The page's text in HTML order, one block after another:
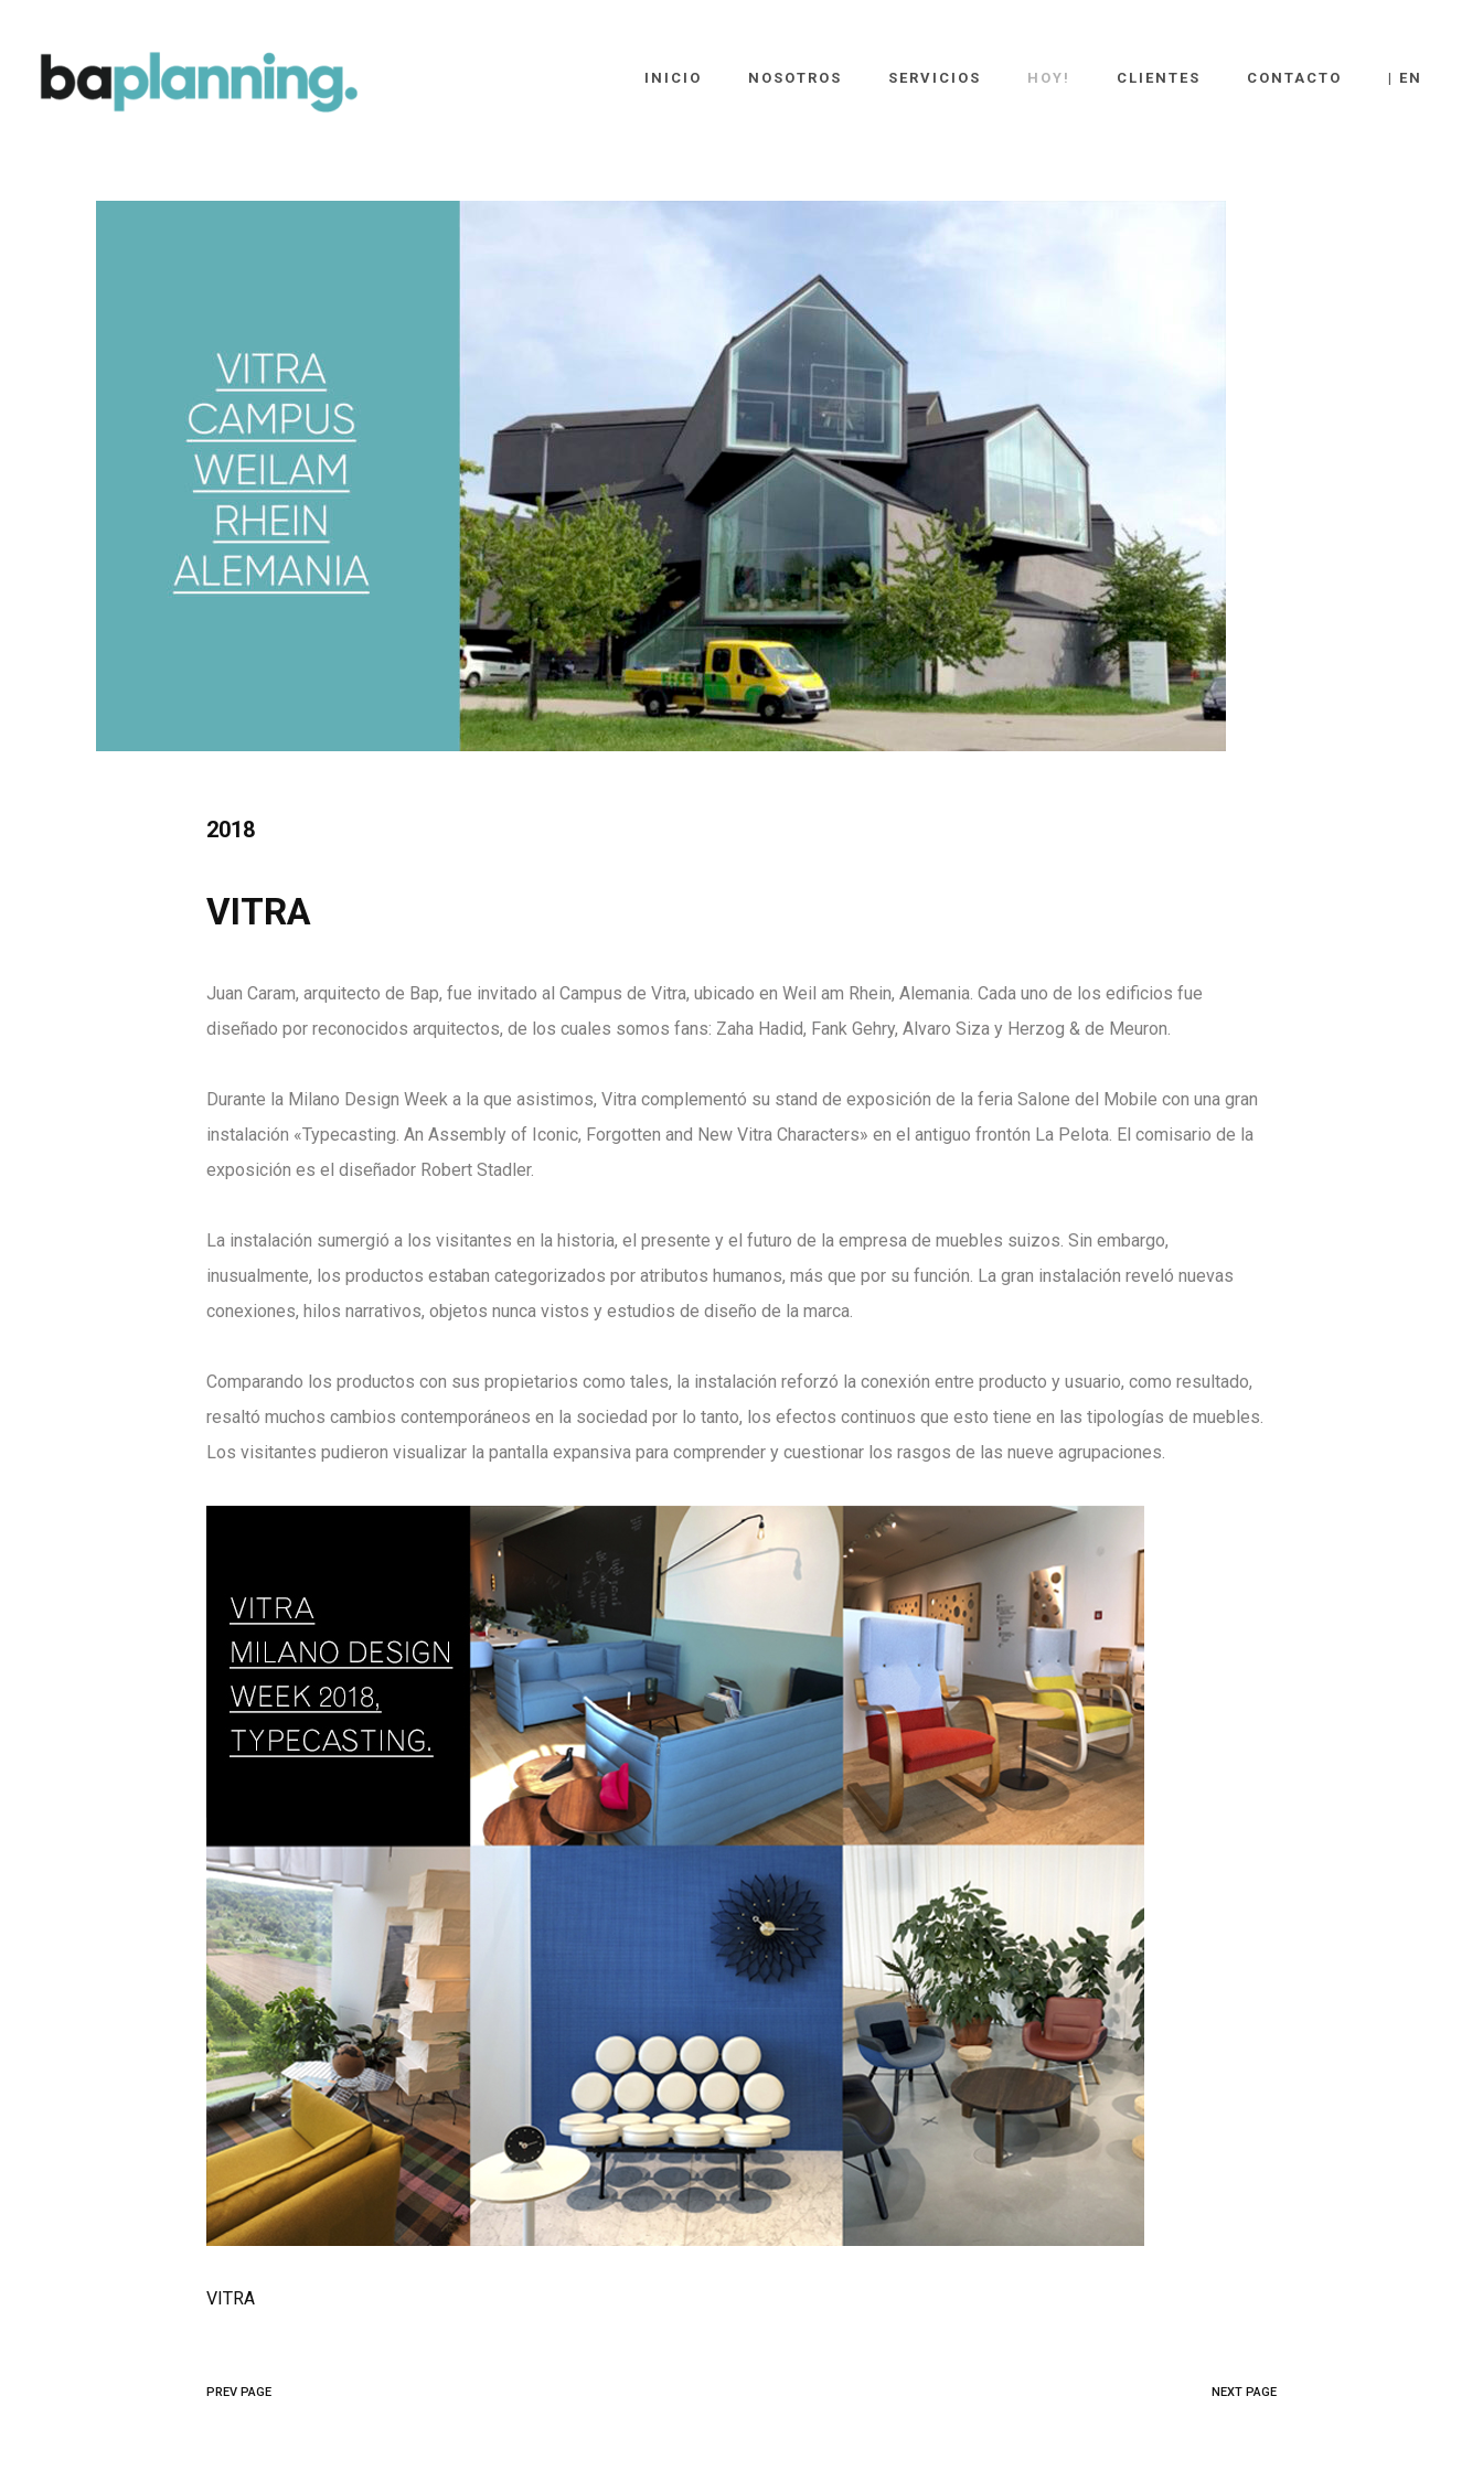
INICIO NOSOTROS SERVICIOS HOY! CLIENTES CONTACTO | EN
2018
VITRA
Juan Caram, arquitecto de Bap, fue invitado al Campus de Vitra, ubicado en Weil am Rhein, Alemania. Cada uno de los edificios fue
diseñado por reconocidos arquitectos, de los cuales somos fans: Zaha Hadid, Fank Gehry, Alvaro Siza y Herzog & de Meuron.
Durante la Milano Design Week a la que asistimos, Vitra complementó su stand de exposición de la feria Salone del Mobile con una gran
instalación «Typecasting. An Assembly of Iconic, Forgotten and New Vitra Characters» en el antiguo frontón La Pelota. El comisario de la
exposición es el diseñador Robert Stadler.
La instalación sumergió a los visitantes en la historia, el presente y el futuro de la empresa de muebles suizos. Sin embargo,
inusualmente, los productos estaban categorizados por atributos humanos, más que por su función. La gran instalación reveló nuevas
conexiones, hilos narrativos, objetos nunca vistos y estudios de diseño de la marca.
Comparando los productos con sus propietarios como tales, la instalación reforzó la conexión entre producto y usuario, como resultado,
resaltó muchos cambios contemporáneos en la sociedad por lo tanto, los efectos continuos que esto tiene en las tipologías de muebles.
Los visitantes pudieron visualizar la pantalla expansiva para comprender y cuestionar los rasgos de las nueve agrupaciones.
VITRA
PREV PAGE NEXT PAGE